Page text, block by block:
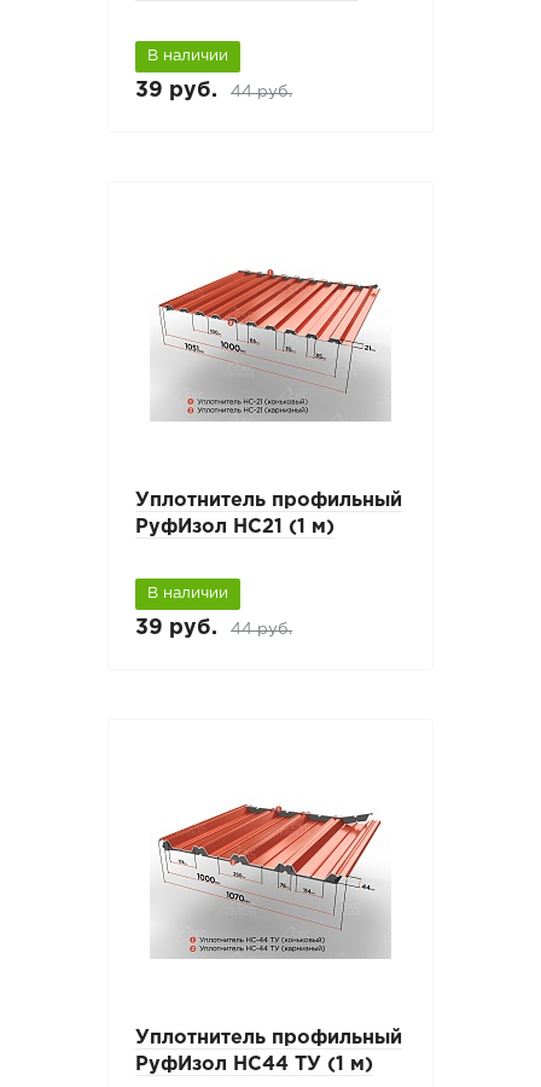
В наличии
39 руб. 44 руб.
Уплотнитель профильный
РуфИзол НС21 (1 м)
В наличии
39 руб. 44 руб.
Уплотнитель профильный
РуфИзол НС44 ТУ (1 м)